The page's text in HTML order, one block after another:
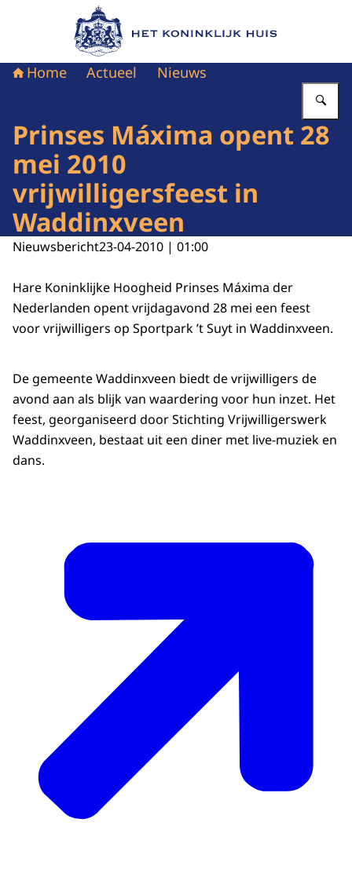
Naar de homepage van Het Koninklijk Huis
Home Actueel Nieuws
Prinses Máxima opent 28
mei 2010
vrijwilligersfeest in
Waddinxveen
Nieuwsbericht23-04-2010 | 01:00
Hare Koninklijke Hoogheid Prinses Máxima der
Nederlanden opent vrijdagavond 28 mei een feest
voor vrijwilligers op Sportpark ’t Suyt in Waddinxveen.
De gemeente Waddinxveen biedt de vrijwilligers de
avond aan als blijk van waardering voor hun inzet. Het
feest, georganiseerd door Stichting Vrijwilligerswerk
Waddinxveen, bestaat uit een diner met live-muziek en
dans.